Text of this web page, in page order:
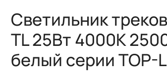
Светильник
TL 25Вт 4000К
белый серии TOP-